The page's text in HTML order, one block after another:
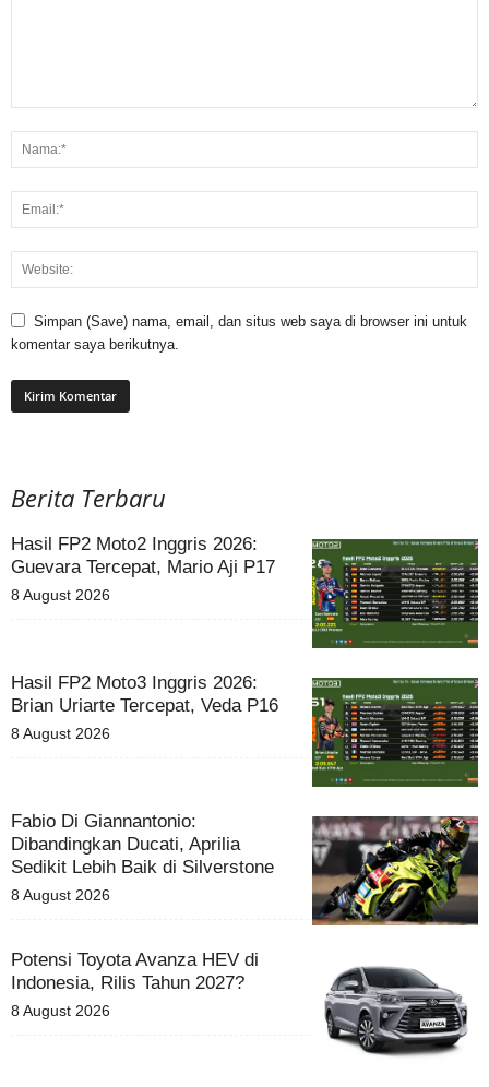
Simpan (Save) nama, email, dan situs web saya di browser ini untuk
komentar saya berikutnya.
Berita Terbaru
Hasil FP2 Moto2 Inggris 2026:
Guevara Tercepat, Mario Aji P17
8 August 2026
Hasil FP2 Moto3 Inggris 2026:
Brian Uriarte Tercepat, Veda P16
8 August 2026
Fabio Di Giannantonio:
Dibandingkan Ducati, Aprilia
Sedikit Lebih Baik di Silverstone
8 August 2026
Potensi Toyota Avanza HEV di
Indonesia, Rilis Tahun 2027?
8 August 2026